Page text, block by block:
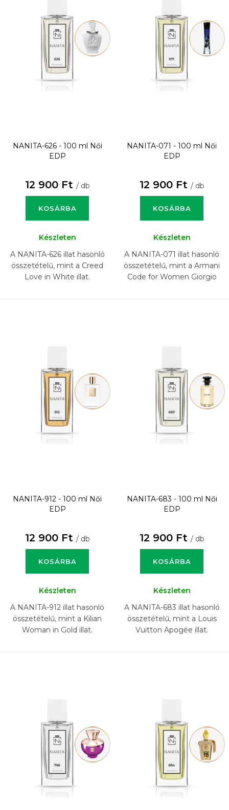
NANITA-626 - 100 ml Női
EDP
12 900 Ft / db
KOSÁRBA
Készleten
A NANITA-626 illat hasonló
összetételű, mint a Creed
Love in White illat.
NANITA-071 - 100 ml Női
EDP
12 900 Ft / db
KOSÁRBA
Készleten
A NANITA-071 illat hasonló
összetételű, mint a Armani
Code for Women Giorgio
NANITA-912 - 100 ml Női
EDP
12 900 Ft / db
KOSÁRBA
Készleten
A NANITA-912 illat hasonló
összetételű, mint a Kilian
Woman in Gold illat.
NANITA-683 - 100 ml Női
EDP
12 900 Ft / db
KOSÁRBA
Készleten
A NANITA-683 illat hasonló
összetételű, mint a Louis
Vuitton Apogée illat.